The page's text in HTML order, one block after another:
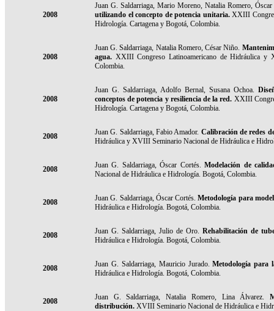
2008
Juan G. Saldarriaga, Mario Moreno, Natalia Romero,
utilizando el concepto de potencia unitaria.XXIII
Hidrología. Cartagena y Bogotá, Colombia.
2008
Juan G. Saldarriaga, Natalia Romero, César Niño.
agua. XXIII Congreso Latinoamericano de Hidráulica y
Colombia.
2008
Juan G. Saldarriaga, Adolfo Bernal, Susana Ochoa.
conceptos de potencia y resiliencia de la red. XXIII
Hidrología. Cartagena y Bogotá, Colombia.
2008 Juan G. Saldarriaga, Fabio Amador. Calibración de redes
Hidráulica y XVIII Seminario Nacional de Hidráulica e
2008 Juan G. Saldarriaga, Óscar Cortés.Modelación de
Nacional de Hidráulica e Hidrología. Bogotá, Colombia.
2008 Juan G. Saldarriaga, Óscar Cortés. Metodología para
Hidráulica e Hidrología. Bogotá, Colombia.
2008 Juan G. Saldarriaga, Julio de Oro. Rehabilitación de
Hidráulica e Hidrología. Bogotá, Colombia.
2008 Juan G. Saldarriaga, Mauricio Jurado. Metodología para
Hidráulica e Hidrología. Bogotá, Colombia.
2008 Juan G. Saldarriaga, Natalia Romero, Lina Álvarez.
distribución. XVIII Seminario Nacional de Hidráulica e